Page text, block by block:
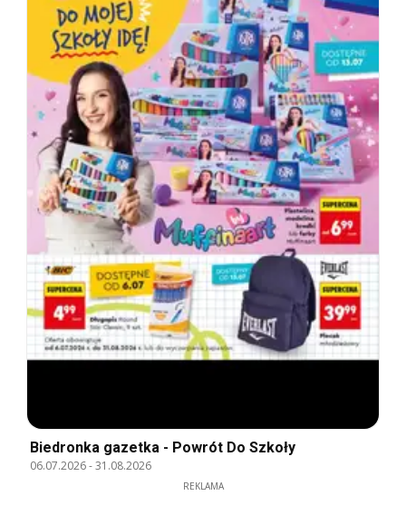
Biedronka gazetka - Powrót Do Szkoły
06.07.2026-31.08.2026
REKLAMA